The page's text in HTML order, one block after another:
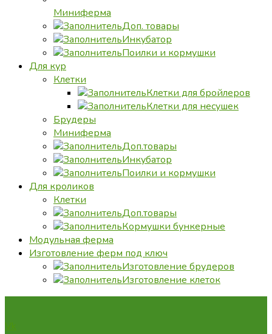
Миниферма
Доп. товары
Инкубатор
Поилки и кормушки
Для кур
Клетки
Клетки для бройлеров
Клетки для несушек
Брудеры
Миниферма
Доп.товары
Инкубатор
Поилки и кормушки
Для кроликов
Клетки
Доп.товары
Кормушки бункерные
Модульная ферма
Изготовление ферм под ключ
Изготовление брудеров
Изготовление клеток
Vk